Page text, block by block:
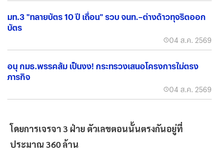
มท.3 "ทลายบัตร 10 ปี เถื่อน" รวบ จนท.–ต่างด้าวทุจริตออก
บัตร
04 ส.ค. 2569
อนุ กมธ.พรรคส้ม เป็นงง! กระทรวงเสนอโครงการไม่ตรง
ภารกิจ
04 ส.ค. 2569
โดยการเจรจา 3 ฝ่าย ตัวเลขตอนนั้นตรงกันอยู่ที่
ประมาณ 360 ล้าน